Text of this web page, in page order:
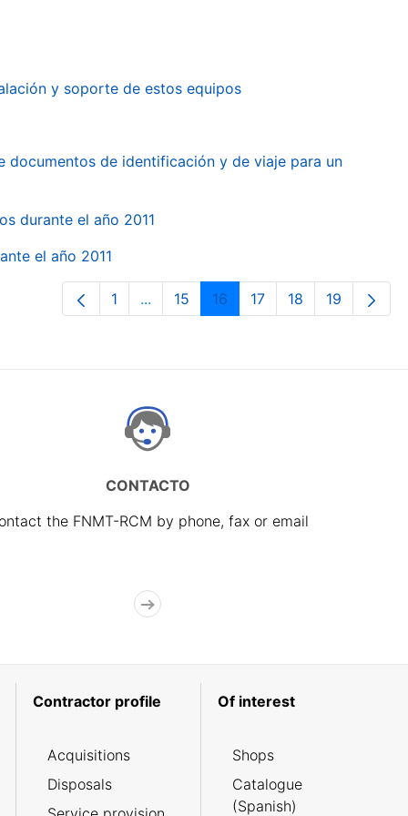
y soporte de estos equipos
de identificación y de viaje para un
durante el año 2011
el año 2011
Page
1 ...Intermediate Pages Use TAB to
Page
15 Page
16 Page
17 Page
18 Page
19
CONTACTO
the FNMT-RCM by phone, fax or email
Contractor profile
Acquisitions
Disposals
Of interest
Shops
Catalogue
(Spanish)